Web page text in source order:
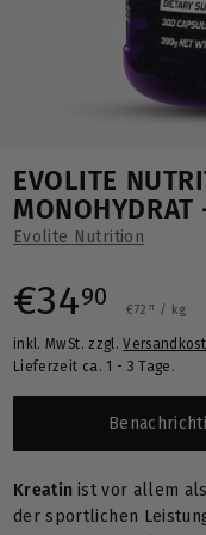
EVOLITE
Evolite Nutrition
Normaler
Preis
€3490 €34,90
€72 71 €72,71
/ kg
inkl. MwSt. zzgl.
Lieferzeit ca. 1 - 3 Tage.
Kreatin ist vor allem
der sportlichen